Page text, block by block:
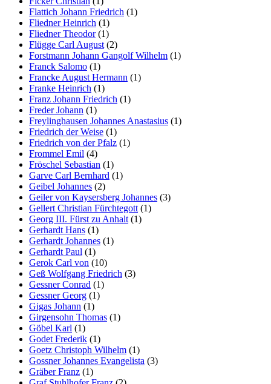
Flattich Johann Friedrich (1)
Fliedner Heinrich (1)
Fliedner Theodor(1)
Flügge Carl August (2)
Forstmann Johann Gangolf Wilhelm (1)
Franck Salomo (1)
Francke August Hermann (1)
Franke Heinrich (1)
Franz Johann Friedrich (1)
Freder Johann (1)
Freylinghausen Johannes Anastasius (1)
Friedrich der Weise (1)
Friedrich von der Pfalz (1)
Frommel Emil (4)
Fröschel Sebastian (1)
Garve Carl Bernhard (1)
Geibel Johannes (2)
Geiler von Kaysersberg Johannes (3)
Gellert Christian Fürchtegott (1)
Georg III. Fürst zu Anhalt (1)
Gerhardt Hans (1)
Gerhardt Johannes (1)
Gerhardt Paul (1)
Gerok Carl von (10)
Geß Wolfgang Friedrich (3)
Gessner Conrad (1)
Gessner Georg (1)
Gigas Johann (1)
Girgensohn Thomas (1)
Göbel Karl (1)
Godet Frederik (1)
Goetz Christoph Wilhelm (1)
Gossner Johannes Evangelista (3)
Gräber Franz (1)